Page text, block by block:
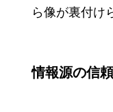
ら像が裏付け
情報源の信